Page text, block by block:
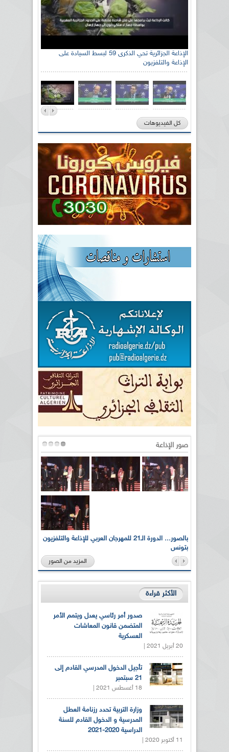
الإذاعة الجزائرية تحي الذكرى 59 لبسط السيادة على
الإذاعة والتلفزيون
كل الفيديوهات
صور الإذاعة
بالصور... الدورة الـ21 للمهرجان العربي للإذاعة والتلفزيون
بتونس
المزيد من الصور
الأكثر قراءة
صدور أمر رئاسي يعدل ويتمم الأمر
المتضمن قانون المعاشات
العسكرية
20 أبريل 2021 |
تأجيل الدخول المدرسي القادم إلى
21 سبتمبر
18 أغسطس 2021 |
وزارة التربية تحدد رزنامة العطل
المدرسية و الدخول القادم للسنة
الدراسية 2020-2021
11 أكتوبر 2020 |